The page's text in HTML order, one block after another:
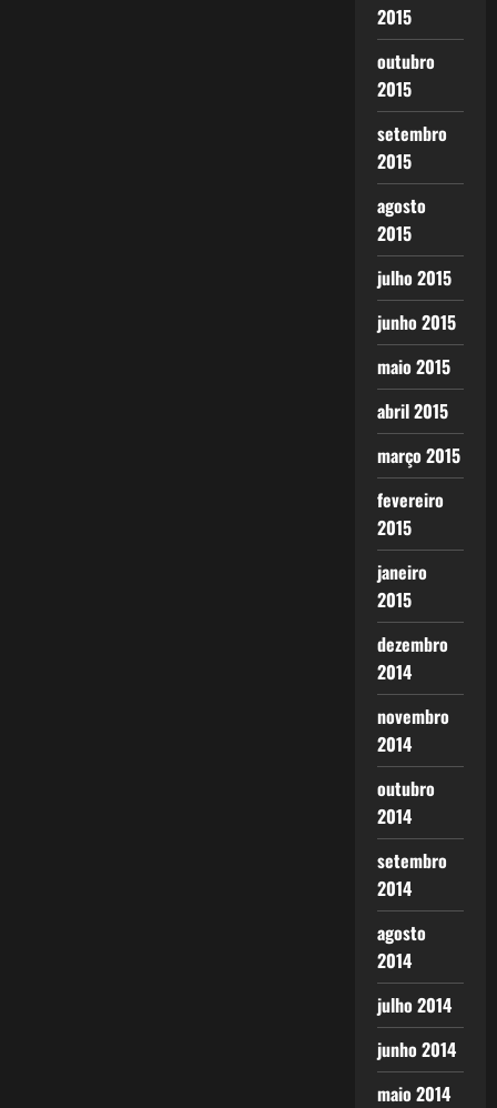
2015
outubro
2015
setembro
2015
agosto
2015
julho 2015
junho 2015
maio 2015
abril 2015
março 2015
fevereiro
2015
janeiro
2015
dezembro
2014
novembro
2014
outubro
2014
setembro
2014
agosto
2014
julho 2014
junho 2014
maio 2014